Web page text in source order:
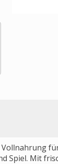
Spiel. Mit